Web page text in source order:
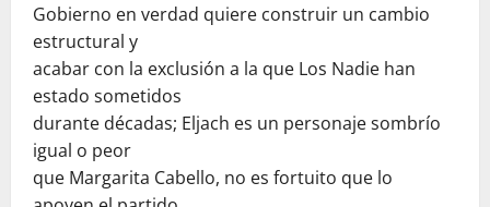
Gobierno en verdad quiere construir un cambio
estructural y
acabar con la exclusión a la que Los Nadie han
estado sometidos
durante décadas; Eljach es un personaje sombrío
igual o peor
que Margarita Cabello, no es fortuito que lo